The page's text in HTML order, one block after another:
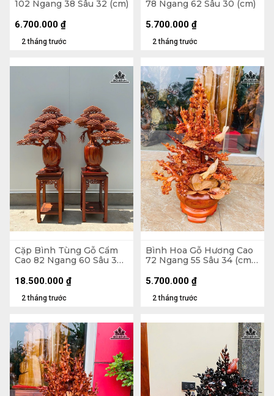
102 Ngang 38 Sâu 32 (cm)
2 tháng trước
6.700.000 ₫
78 Ngang 62 Sâu 30 (cm)
2 tháng trước
5.700.000 ₫
Cặp Bình Tùng Gỗ Cẩm
Cao 82 Ngang 60 Sâu 30
2 tháng trước
18.500.000 ₫
Bình Hoa Gỗ Hương Cao
72 Ngang 55 Sâu 34 (cm)
2 tháng trước
5.700.000 ₫